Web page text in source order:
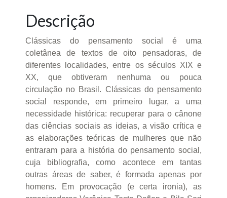
Descrição
Clássicas do pensamento social é uma
coletânea de textos de oito pensadoras, de
diferentes localidades, entre os séculos XIX e
XX, que obtiveram nenhuma ou pouca
circulação no Brasil. Clássicas do pensamento
social responde, em primeiro lugar, a uma
necessidade histórica: recuperar para o cânone
das ciências sociais as ideias, a visão crítica e
as elaborações teóricas de mulheres que não
entraram para a história do pensamento social,
cuja bibliografia, como acontece em tantas
outras áreas de saber, é formada apenas por
homens. Em provocação (e certa ironia), as